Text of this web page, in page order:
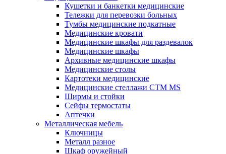
Кушетки и банкетки медицинские
Тележки для перевозки больных
Тумбы медицинские подкатные
Медицинские кровати
Медицинские шкафы для раздевалок
Медицинские шкафы
Архивные медицинские шкафы
Медицинские столы
Картотеки медицинские
Медицинские стеллажи CTM MS
Ширмы и стойки
Сейфы термостаты
Аптечки
Металлическая мебель
Ключницы
Металл разное
Шкаф оружейный